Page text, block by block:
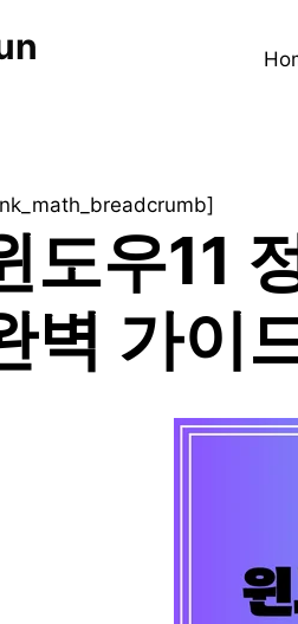
도우11
벽 가이